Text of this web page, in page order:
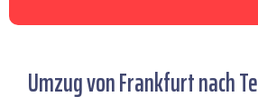
Umzug von Frankfurt nach